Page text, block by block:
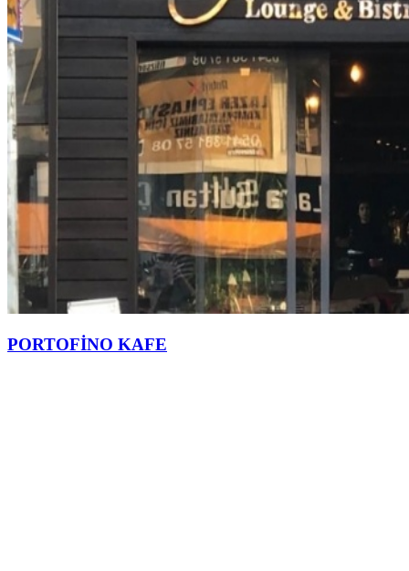
PORTOFİNO KAFE